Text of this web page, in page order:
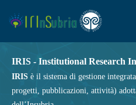
IRIS - Institutional Research
IRIS è il sistema di gestione
progetti, pubblicazioni, attività)